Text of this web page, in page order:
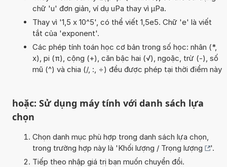
chữ 'u' đơn giản, ví dụ uPa thay vì µPa.
Thay vì '1,5 x 10^5', có thể viết 1,5e5. Chữ 'e' là viết
tắt của 'exponent'.
Các phép tính toán học cơ bản trong số học: nhân (*,
x), pi (π), cộng (+), căn bậc hai (√), ngoặc, trừ (-), số
mũ (^) và chia (/, :, ÷) đều được phép tại thời điểm này
hoặc: Sử dụng máy tính với danh sách lựa
chọn
Chọn danh mục phù hợp trong danh sách lựa chọn,
trong trường hợp này là 'Khối lượng / Trọng lượng
'.
Tiếp theo nhập giá trị bạn muốn chuyển đổi.